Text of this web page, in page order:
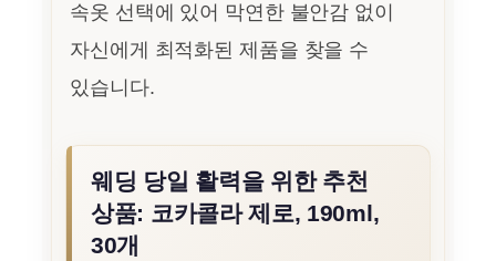
속옷 선택에 있어 막연한 불안감 없이
자신에게 최적화된 제품을 찾을 수
있습니다.
웨딩 당일 활력을 위한 추천
상품: 코카콜라 제로, 190ml,
30개